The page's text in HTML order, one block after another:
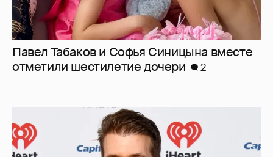
Павел Табаков и Софья Синицына вместе
отметили шестилетие дочери
2